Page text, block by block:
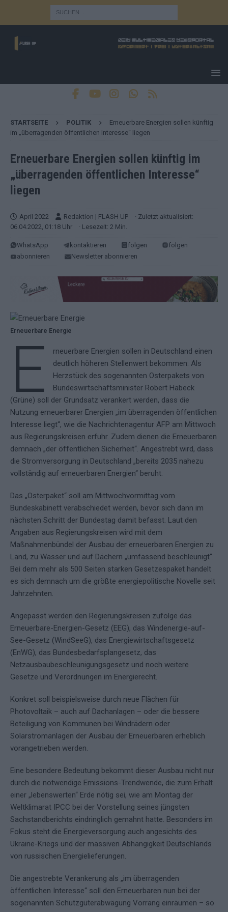
STARTSEITE POLITIK
Erneuerbare Energien sollen künftig
im „überragenden öffentlichen Interesse“ liegen
Erneuerbare Energien sollen künftig im
„überragenden öffentlichen Interesse“
liegen
April 2022 Redaktion | FLASH UP
· Zuletzt aktualisiert:
06.04.2022, 01:18 Uhr
· Lesezeit: 2 Min.
WhatsApp kontaktieren folgen
folgen
abonnieren
Newsletter abonnieren
Erneuerbare Energie
E
rneuerbare Energien sollen in Deutschland einen
deutlich höheren Stellenwert bekommen: Als
Herzstück des sogenannten Osterpakets von
Bundeswirtschaftsminister Robert Habeck
(Grüne) soll der Grundsatz verankert werden, dass die
Nutzung erneuerbarer Energien „im überragenden öffentlichen
Interesse liegt“, wie die Nachrichtenagentur AFP am Mittwoch
aus Regierungskreisen erfuhr. Zudem dienen die Erneuerbaren
demnach „der öffentlichen Sicherheit“. Angestrebt wird, dass
die Stromversorgung in Deutschland „bereits 2035 nahezu
vollständig auf erneuerbaren Energien“ beruht.
Das „Osterpaket“ soll am Mittwochvormittag vom
Bundeskabinett verabschiedet werden, bevor sich dann im
nächsten Schritt der Bundestag damit befasst. Laut den
Angaben aus Regierungskreisen wird mit dem
Maßnahmenbündel der Ausbau der erneuerbaren Energien zu
Land, zu Wasser und auf Dächern „umfassend beschleunigt“.
Bei dem mehr als 500 Seiten starken Gesetzespaket handelt
es sich demnach um die größte energiepolitische Novelle seit
Jahrzehnten.
Angepasst werden den Regierungskreisen zufolge das
Erneuerbare-Energien-Gesetz (EEG), das Windenergie-auf-
See-Gesetz (WindSeeG), das Energiewirtschaftsgesetz
(EnWG), das Bundesbedarfsplangesetz, das
Netzausbaubeschleunigungsgesetz und noch weitere
Gesetze und Verordnungen im Energierecht.
Konkret soll beispielsweise durch neue Flächen für
Photovoltaik – auch auf Dachanlagen – oder die bessere
Beteiligung von Kommunen bei Windrädern oder
Solarstromanlagen der Ausbau der Erneuerbaren erheblich
vorangetrieben werden.
Eine besondere Bedeutung bekommt dieser Ausbau nicht nur
durch die notwendige Emissions-Trendwende, die zum Erhalt
einer „lebenswerten“ Erde nötig sei, wie am Montag der
Weltklimarat IPCC bei der Vorstellung seines jüngsten
Sachstandberichts eindringlich gemahnt hatte. Besonders im
Fokus steht die Energieversorgung auch angesichts des
Ukraine-Kriegs und der massiven Abhängigkeit Deutschlands
von russischen Energielieferungen.
Die angestrebte Verankerung als „im überragenden
öffentlichen Interesse“ soll den Erneuerbaren nun bei der
sogenannten Schutzgüterabwägung Vorrang einräumen – so